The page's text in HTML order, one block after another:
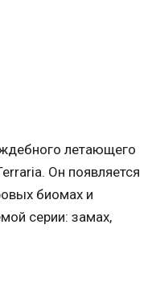
летающего
Он появляется
биомах и
серии: замах,